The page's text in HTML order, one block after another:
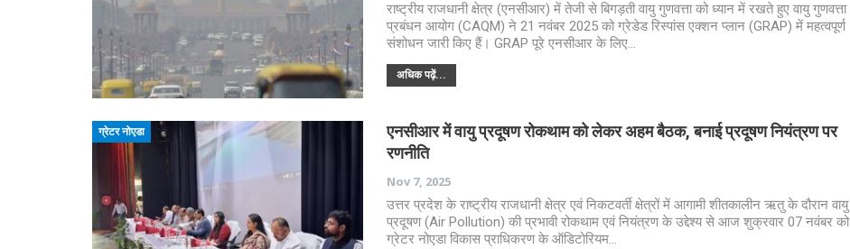
राष्ट्रीय राजधानी क्षेत्र (एनसीआर) में तेजी से बिगड़ती वायु गुणवत्ता को ध्यान में रखते हुए वायु गुणवत्ता
प्रबंधन आयोग (CAQM) ने 21 नवंबर 2025 को ग्रेडेड रिस्पांस एक्शन प्लान (GRAP) में महत्वपूर्ण
संशोधन जारी किए हैं। GRAP पूरे एनसीआर के लिए…
अधिक पढ़ें...
ग्रेटर नोएडा
एनसीआर में वायु प्रदूषण रोकथाम को लेकर अहम बैठक, बनाई प्रदूषण नियंत्रण पर
रणनीति
Nov 7, 2025
उत्तर प्रदेश के राष्ट्रीय राजधानी क्षेत्र एवं निकटवर्ती क्षेत्रों में आगामी शीतकालीन ऋतु के दौरान वायु
प्रदूषण (Air Pollution) की प्रभावी रोकथाम एवं नियंत्रण के उद्देश्य से आज शुक्रवार 07 नवंबर को
ग्रेटर नोएडा विकास प्राधिकरण के ऑडिटोरियम…